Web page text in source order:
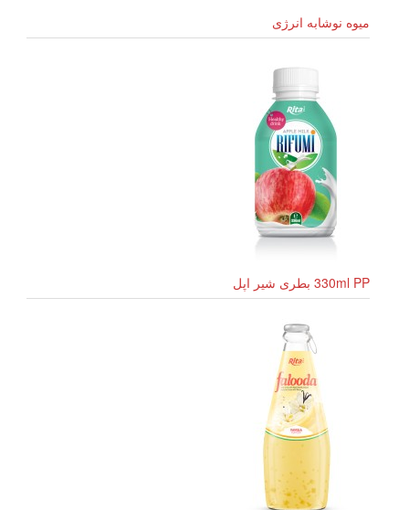
میوه نوشابه انرژی
330ml PP بطری شیر اپل